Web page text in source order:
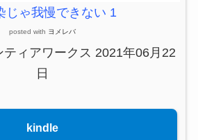
じゃ我慢できない 1
posted with ヨメレバ
ィアワークス 2021年06月22
日
kindle